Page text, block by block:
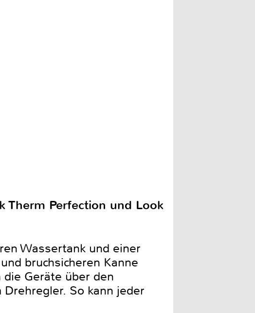
Perfection und Look
Wassertank und einer
bruchsicheren Kanne
Geräte über den
So kann jeder